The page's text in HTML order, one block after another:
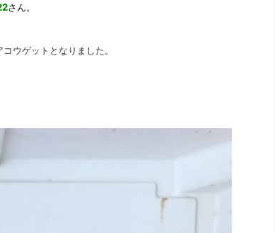
さん。
コウゲットとなりました。